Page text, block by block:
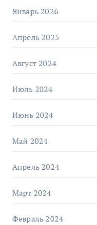
Январь 2026
Апрель 2025
Август 2024
Июль 2024
Июнь 2024
Май 2024
Апрель 2024
Март 2024
Февраль 2024